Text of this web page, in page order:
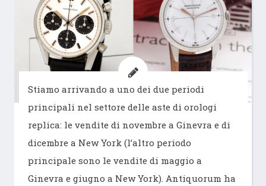
Stiamo arrivando a uno dei due periodi
principali nel settore delle aste di orologi
replica: le vendite di novembre a Ginevra e di
dicembre a New York (l’altro periodo
principale sono le vendite di maggio a
Ginevra e giugno a New York). Antiquorum ha